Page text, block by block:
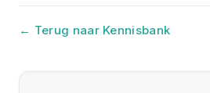
← Terug naar Kennisbank